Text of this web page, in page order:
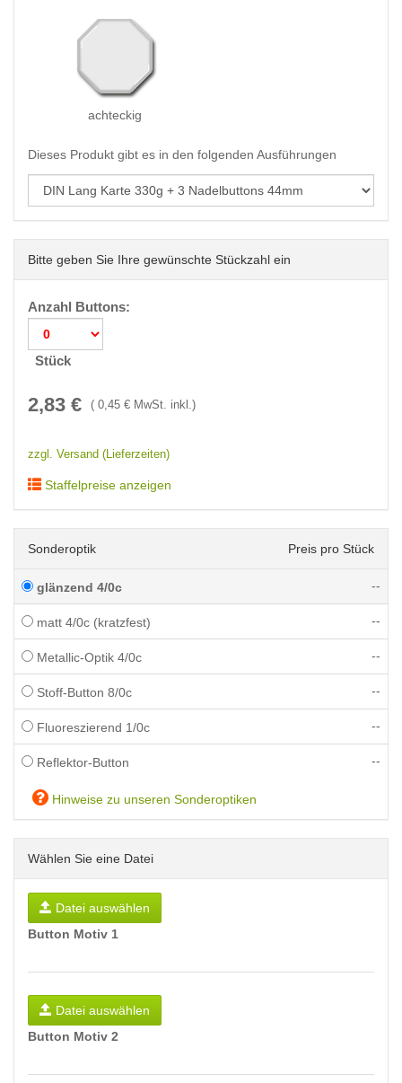
achteckig
Dieses Produkt gibt es in den folgenden Ausführungen
Bitte geben Sie Ihre gewünschte Stückzahl ein
Anzahl Buttons:
Stück
2,83 € ( 0,45 € MwSt. inkl.)
zzgl. Versand (Lieferzeiten)
Staffelpreise anzeigen
Sonderoptik Preis pro Stück
glänzend 4/0c --
matt 4/0c (kratzfest) --
Metallic-Optik 4/0c --
Stoff-Button 8/0c --
Fluoreszierend 1/0c --
Reflektor-Button --
Hinweise zu unseren Sonderoptiken
Wählen Sie eine Datei
Datei auswählen
Button Motiv 1
Datei auswählen
Button Motiv 2